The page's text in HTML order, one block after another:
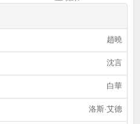
趙曉
沈言
白華
洛斯·艾德